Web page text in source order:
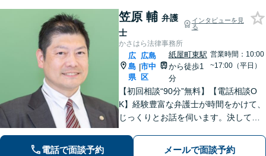
笠原 輔 弁護
士
インタビューを見
る
かさはら法律事務所
広
島
県
|
広島
市中
区
紙屋町東駅
から徒歩1
分
営業時間：10:00
~17:00（平日）
【初回相談“90分”無料】【電話相談O
K】経験豊富な弁護士が時間をかけて、
じっくりとお話を伺います。決して怒
い」お気持ちに寄り添います。皆さま
電話で面談予約 メールで面談予約